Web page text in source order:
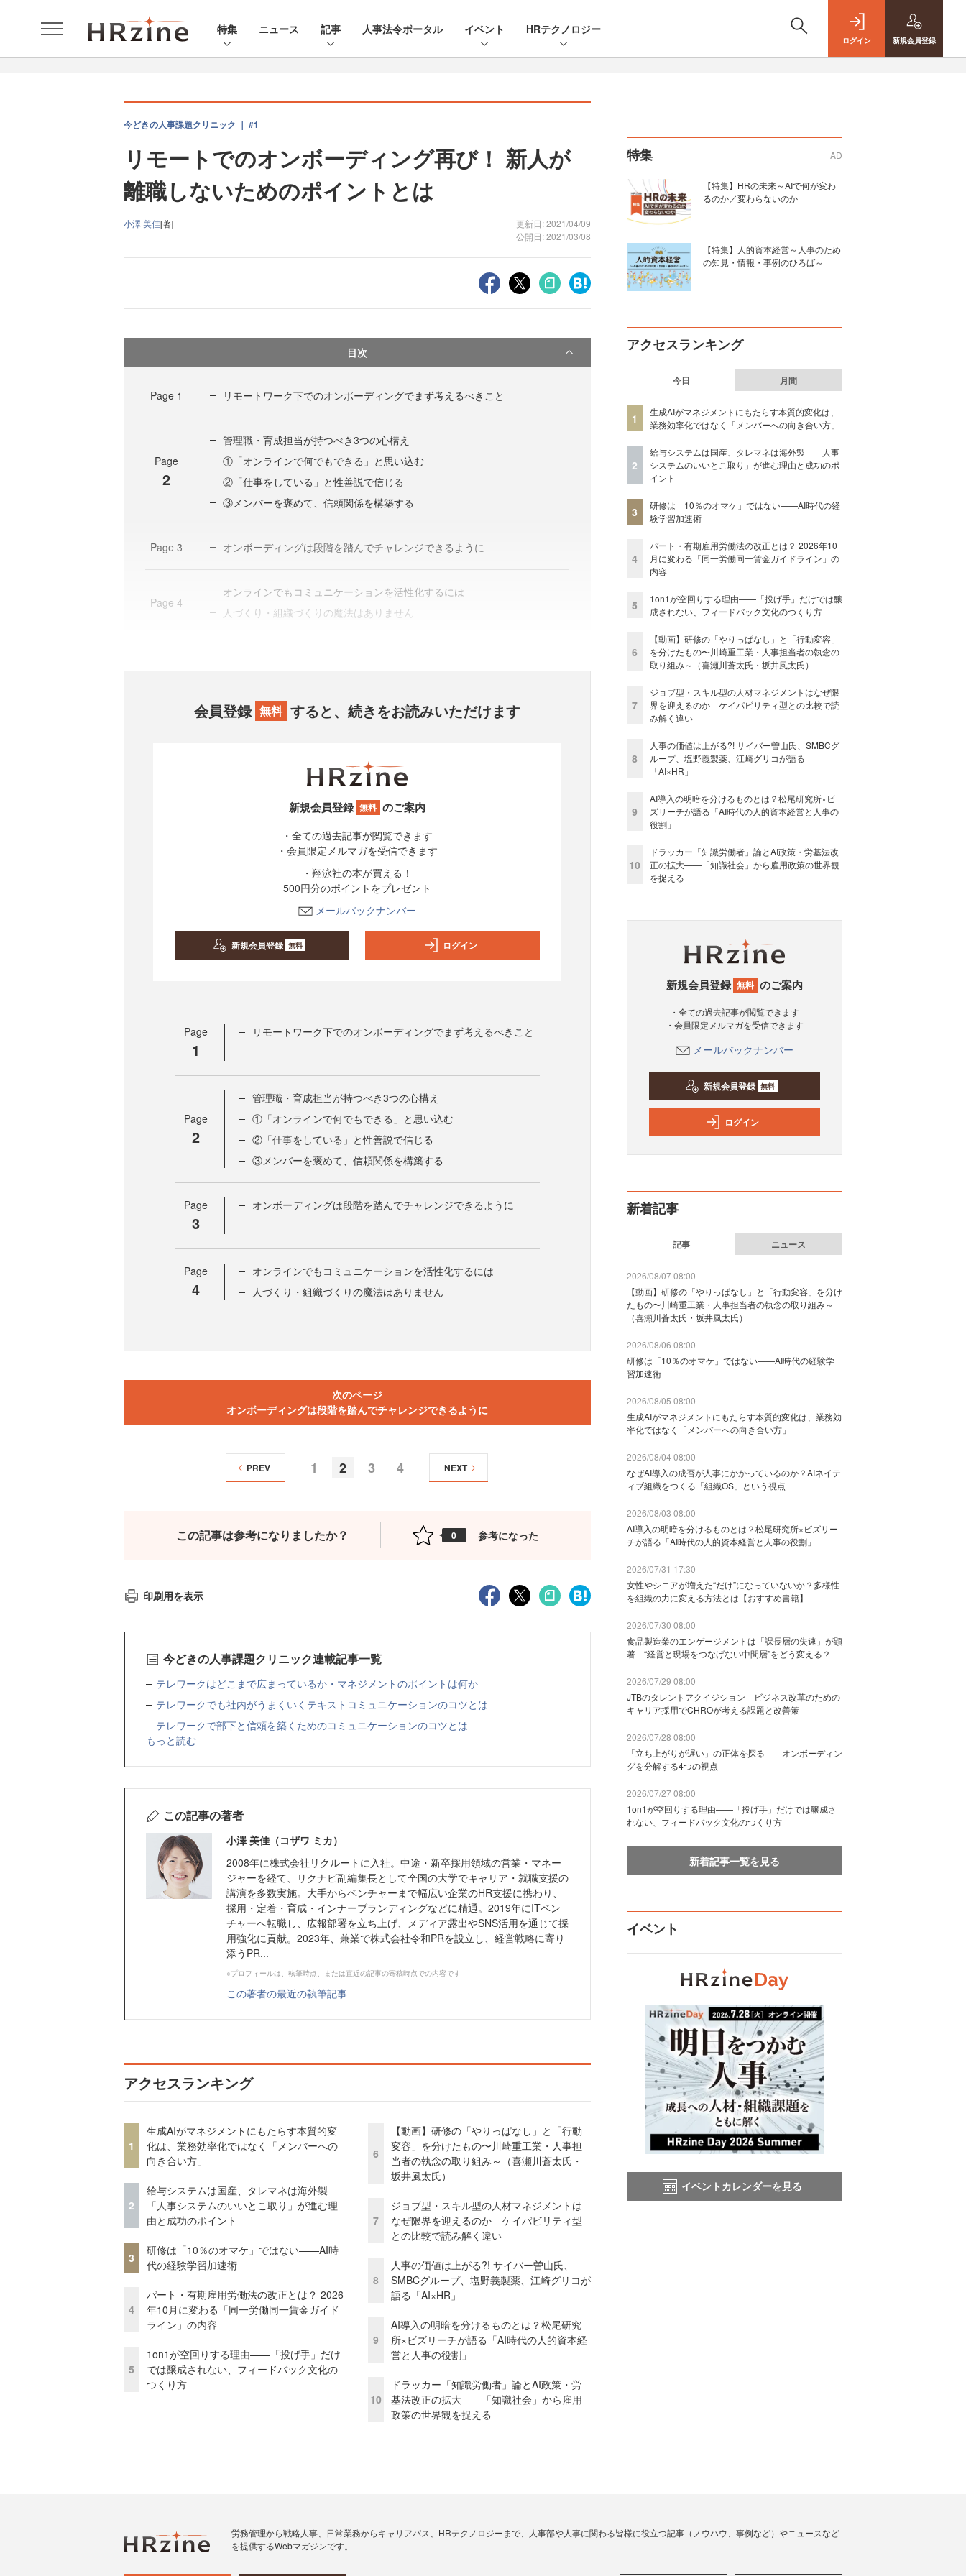
特集 ニュース 記事 人事法令ポータル イベント HRテクノロジー
ログイン 新規会員登録
今どきの人事課題クリニック ｜ #1
リモートでのオンボーディング再び！ 新人が
離職しないためのポイントとは
小澤 美佳[著]
更新日: 2021/04/09
公開日: 2021/03/08
目次
Page 1 リモートワーク下でのオンボーディングでまず考えるべきこと
Page
2
管理職・育成担当が持つべき3つの心構え
①「オンラインで何でもできる」と思い込む
②「仕事をしている」と性善説で信じる
③メンバーを褒めて、信頼関係を構築する
Page 3 オンボーディングは段階を踏んでチャレンジできるように
Page 4
オンラインでもコミュニケーションを活性化するには
人づくり・組織づくりの魔法はありません
会員登録 無料 すると、続きをお読みいただけます
新規会員登録 無料 のご案内
・全ての過去記事が閲覧できます
・会員限定メルマガを受信できます
・翔泳社の本が買える！
500円分のポイントをプレゼント
メールバックナンバー
新規会員登録 無料 ログイン
Page
1
リモートワーク下でのオンボーディングでまず考えるべきこと
Page
2
管理職・育成担当が持つべき3つの心構え
①「オンラインで何でもできる」と思い込む
②「仕事をしている」と性善説で信じる
③メンバーを褒めて、信頼関係を構築する
Page
3
オンボーディングは段階を踏んでチャレンジできるように
Page
4
オンラインでもコミュニケーションを活性化するには
人づくり・組織づくりの魔法はありません
次のページ
オンボーディングは段階を踏んでチャレンジできるように
1 2 3 4
PREV NEXT
この記事は参考になりましたか？ 0 参考になった
印刷用を表示
今どきの人事課題クリニック連載記事一覧
テレワークはどこまで広まっているか・マネジメントのポイントは何か
テレワークでも社内がうまくいくテキストコミュニケーションのコツとは
テレワークで部下と信頼を築くためのコミュニケーションのコツとは
もっと読む
この記事の著者
小澤 美佳（コザワ ミカ）
2008年に株式会社リクルートに入社。中途・新卒採用領域の営業・マネー
ジャーを経て、リクナビ副編集長として全国の大学でキャリア・就職支援の
講演を多数実施。大手からベンチャーまで幅広い企業のHR支援に携わり、
採用・定着・育成・インナーブランディングなどに精通。2019年にITベン
チャーへ転職し、広報部署を立ち上げ、メディア露出やSNS活用を通じて採
用強化に貢献。2023年、兼業で株式会社令和PRを設立し、経営戦略に寄り
添うPR...
※プロフィールは、執筆時点、または直近の記事の寄稿時点での内容です
この著者の最近の執筆記事
アクセスランキング
1
生成AIがマネジメントにもたらす本質的変
化は、業務効率化ではなく「メンバーへの
向き合い方」
2
給与システムは国産、タレマネは海外製
「人事システムのいいとこ取り」が進む理
由と成功のポイント
3
研修は「10％のオマケ」ではない——AI時
代の経験学習加速術
4
パート・有期雇用労働法の改正とは？ 2026
年10月に変わる「同一労働同一賃金ガイド
ライン」の内容
5
1on1が空回りする理由——「投げ手」だけ
では醸成されない、フィードバック文化の
つくり方
6
【動画】研修の「やりっぱなし」と「行動
変容」を分けたもの〜川崎重工業・人事担
当者の執念の取り組み～（喜瀬川蒼太氏・
坂井風太氏）
7
ジョブ型・スキル型の人材マネジメントは
なぜ限界を迎えるのか ケイパビリティ型
との比較で読み解く違い
8
人事の価値は上がる?! サイバー曽山氏、
SMBCグループ、塩野義製薬、江崎グリコが
語る「AI×HR」
9
AI導入の明暗を分けるものとは？松尾研究
所×ビズリーチが語る「AI時代の人的資本経
営と人事の役割」
10
ドラッカー「知識労働者」論とAI政策・労
基法改正の拡大——「知識社会」から雇用
政策の世界観を捉える
特集 AD
【特集】HRの未来～AIで何が変わ
るのか／変わらないのか
【特集】人的資本経営～人事のため
の知見・情報・事例のひろば～
アクセスランキング
今日 月間
1
生成AIがマネジメントにもたらす本質的変化は、
業務効率化ではなく「メンバーへの向き合い方」
2
給与システムは国産、タレマネは海外製 「人事
システムのいいとこ取り」が進む理由と成功のポ
イント
3
研修は「10％のオマケ」ではない——AI時代の経
験学習加速術
4
パート・有期雇用労働法の改正とは？ 2026年10
月に変わる「同一労働同一賃金ガイドライン」の
内容
5
1on1が空回りする理由——「投げ手」だけでは醸
成されない、フィードバック文化のつくり方
6
【動画】研修の「やりっぱなし」と「行動変容」
を分けたもの〜川崎重工業・人事担当者の執念の
取り組み～（喜瀬川蒼太氏・坂井風太氏）
7
ジョブ型・スキル型の人材マネジメントはなぜ限
界を迎えるのか ケイパビリティ型との比較で読
み解く違い
8
人事の価値は上がる?! サイバー曽山氏、SMBCグ
ループ、塩野義製薬、江崎グリコが語る
「AI×HR」
9
AI導入の明暗を分けるものとは？松尾研究所×ビ
ズリーチが語る「AI時代の人的資本経営と人事の
役割」
10
ドラッカー「知識労働者」論とAI政策・労基法改
正の拡大——「知識社会」から雇用政策の世界観
を捉える
新規会員登録 無料 のご案内
・全ての過去記事が閲覧できます
・会員限定メルマガを受信できます
メールバックナンバー
新規会員登録 無料
ログイン
新着記事
記事 ニュース
2026/08/07 08:00
【動画】研修の「やりっぱなし」と「行動変容」を分け
たもの〜川崎重工業・人事担当者の執念の取り組み～
（喜瀬川蒼太氏・坂井風太氏）
2026/08/06 08:00
研修は「10％のオマケ」ではない——AI時代の経験学
習加速術
2026/08/05 08:00
生成AIがマネジメントにもたらす本質的変化は、業務効
率化ではなく「メンバーへの向き合い方」
2026/08/04 08:00
なぜAI導入の成否が人事にかかっているのか？AIネイテ
ィブ組織をつくる「組織OS」という視点
2026/08/03 08:00
AI導入の明暗を分けるものとは？松尾研究所×ビズリー
チが語る「AI時代の人的資本経営と人事の役割」
2026/07/31 17:30
女性やシニアが増えた“だけ”になっていないか？多様性
を組織の力に変える方法とは【おすすめ書籍】
2026/07/30 08:00
食品製造業のエンゲージメントは「課長層の失速」が顕
著 “経営と現場をつなげない中間層”をどう変える？
2026/07/29 08:00
JTBのタレントアクイジション ビジネス改革のための
キャリア採用でCHROが考える課題と改善策
2026/07/28 08:00
「立ち上がりが遅い」の正体を探る——オンボーディン
グを分解する4つの視点
2026/07/27 08:00
1on1が空回りする理由——「投げ手」だけでは醸成さ
れない、フィードバック文化のつくり方
新着記事一覧を見る
イベント
イベントカレンダーを見る
労務管理から戦略人事、日常業務からキャリアパス、HRテクノロジーまで、人事部や人事に関わる皆様に役立つ記事（ノウハウ、事例など）やニュースなど
を提供するWebマガジンです。